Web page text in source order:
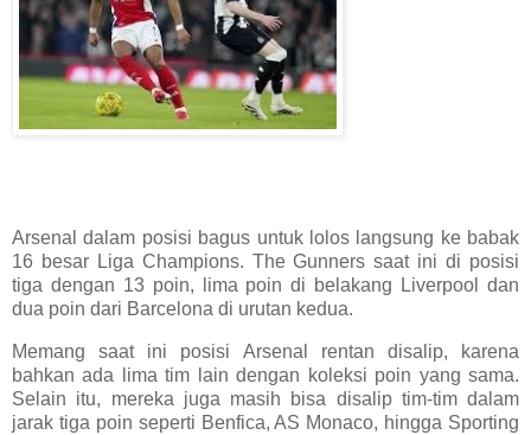
Arsenal dalam posisi bagus untuk lolos langsung ke babak
16 besar Liga Champions. The Gunners saat ini di posisi
tiga dengan 13 poin, lima poin di belakang Liverpool dan
dua poin dari Barcelona di urutan kedua.
Memang saat ini posisi Arsenal rentan disalip, karena
bahkan ada lima tim lain dengan koleksi poin yang sama.
Selain itu, mereka juga masih bisa disalip tim-tim dalam
jarak tiga poin seperti Benfica, AS Monaco, hingga Sporting